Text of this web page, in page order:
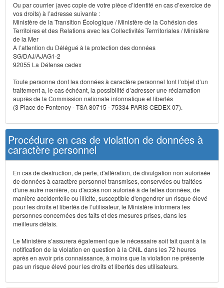
Ou par courrier (avec copie de votre pièce d’identité en cas d’exercice de
vos droits) à l’adresse suivante :
Ministère de la Transition Écologique / Ministère de la Cohésion des
Territoires et des Relations avec les Collectivités Terrritoriales / Ministère
de la Mer
A l’attention du Délégué à la protection des données
SG/DAJ/AJAG1-2
92055 La Défense cedex
Toute personne dont les données à caractère personnel font l’objet d’un
traitement a, le cas échéant, la possibilité d’adresser une réclamation
auprès de la Commission nationale informatique et libertés
(3 Place de Fontenoy - TSA 80715 - 75334 PARIS CEDEX 07).
Procédure en cas de violation de données à
caractère personnel
En cas de destruction, de perte, d'altération, de divulgation non autorisée
de données à caractère personnel transmises, conservées ou traitées
d'une autre manière, ou d'accès non autorisé à de telles données, de
manière accidentelle ou illicite, susceptible d'engendrer un risque élevé
pour les droits et libertés de l’utilisateur, le Ministère informera les
personnes concernées des faits et des mesures prises, dans les
meilleurs délais.
Le Ministère s’assurera également que le nécessaire soit fait quant à la
notification de la violation en question à la CNIL dans les 72 heures
après en avoir pris connaissance, à moins que la violation ne présente
pas un risque élevé pour les droits et libertés des utilisateurs.